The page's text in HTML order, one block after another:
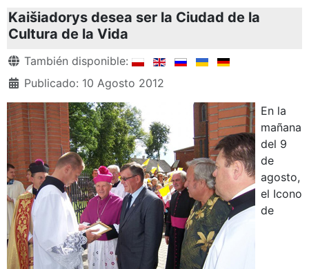
Kaišiadorys desea ser la Ciudad de la
Cultura de la Vida
Detalles
También disponible:
Publicado: 10 Agosto 2012
En la
mañana
del 9
de
agosto,
el Icono
de